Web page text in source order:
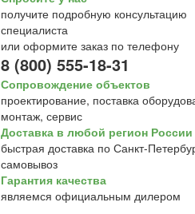
получите подробную консультацию
специалиста
или оформите заказ по телефону
8 (800) 555-18-31
Сопровождение объектов
проектирование, поставка
монтаж, сервис
Доставка в любой регион России
быстрая доставка по Санкт-
самовывоз
Гарантия качества
являемся официальным дилером